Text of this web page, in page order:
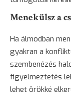
Menekülsz a
Ha álmodban
gyakran a
szembenézés
figyelmeztetés
lehet örökké